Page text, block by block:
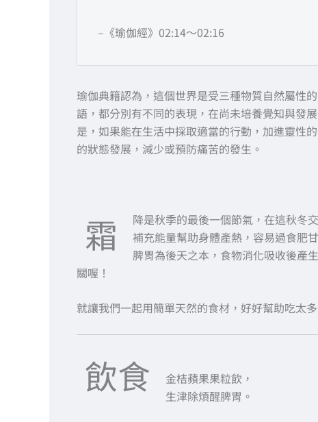
–《瑜伽經》02:14～02:16
瑜伽典籍認為，這個世界是受三種物質自然屬性
語，都分別有不同的表現，在尚未培養覺知與發
是，如果能在生活中採取適當的行動，加進靈性
的狀態發展，減少或預防痛苦的發生。
霜
降是秋季的最後一個節氣，在這秋冬
補充能量幫助身體產熱，容易過食肥
脾胃為後天之本，食物消化吸收後產
關喔！
就讓我們一起用簡單天然的食材，好好幫助吃太
飲食
金桔蘋果果粒飲，
生津除煩醒脾胃。